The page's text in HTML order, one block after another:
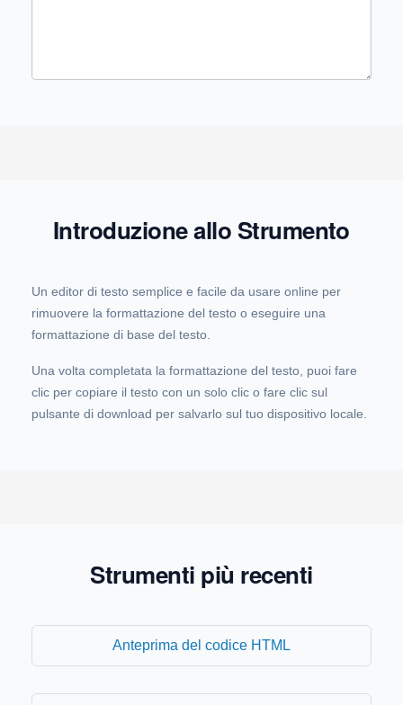
Introduzione allo Strumento
Un editor di testo semplice e facile da usare online per
rimuovere la formattazione del testo o eseguire una
formattazione di base del testo.
Una volta completata la formattazione del testo, puoi fare
clic per copiare il testo con un solo clic o fare clic sul
pulsante di download per salvarlo sul tuo dispositivo locale.
Strumenti più recenti
Anteprima del codice HTML